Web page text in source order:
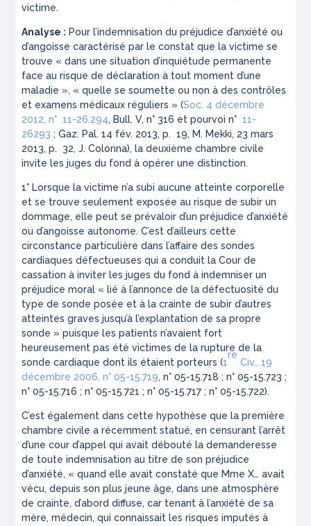
victime.
Analyse : Pour l’indemnisation du préjudice d’anxiété ou
d’angoisse caractérisé par le constat que la victime se
trouve «dans une situation d’inquiétude permanente
face au risque de déclaration à tout moment d’une
maladie », « quelle se soumette ou non à des contrôles
et examens médicaux réguliers » (Soc. 4 décembre
2012, n° 11-26.294, Bull. V, n° 316 et pourvoi n°11-
26293 ; Gaz. Pal. 14 fév. 2013, p. 19, M. Mekki, 23 mars
2013, p. 32, J. Colonna), la deuxième chambre civile
invite les juges du fond à opérer une distinction.
1° Lorsque la victime n’a subi aucune atteinte corporelle
et se trouve seulement exposée au risque de subir un
dommage, elle peut se prévaloir d’un préjudice d’anxiété
ou d’angoisse autonome. C’est d’ailleurs cette
circonstance particulière dans l’affaire des sondes
cardiaques défectueuses qui a conduit la Cour de
cassation à inviter les juges du fond à indemniser un
préjudice moral «lié à l’annonce de la défectuosité du
type de sonde posée et à la crainte de subir d’autres
atteintes graves jusqu’à l’explantation de sa propre
sonde » puisque les patients n’avaient fort
heureusement pas été victimes de la rupture de la
sonde cardiaque dont ils étaient porteurs (1
re
Civ., 19
décembre 2006, n° 05-15.719, n° 05-15.718 ; n° 05-15.723 ;
n° 05-15.716 ; n° 05-15.721 ; n° 05-15.717 ; n° 05-15.722).
C’est également dans cette hypothèse que la première
chambre civile a récemment statué, en censurant l’arrêt
d’une cour d’appel qui avait débouté la demanderesse
de toute indemnisation au titre de son préjudice
d’anxiété, «quand elle avait constaté que Mme X… avait
vécu, depuis son plus jeune âge, dans une atmosphère
de crainte, d’abord diffuse, car tenant à l’anxiété de sa
mère, médecin, qui connaissait les risques imputés à